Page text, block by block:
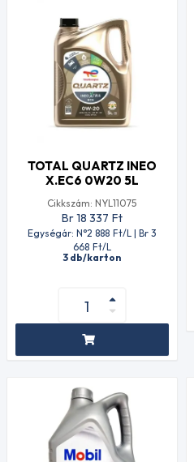
TOTAL QUARTZ INEO
X.EC6 0W20 5L
Cikkszám: NYL11075
Br 18 337 Ft
Egységár: N°2 888 Ft/L | Br 3
668 Ft/L
3 db/karton